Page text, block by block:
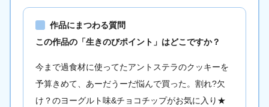
作品にまつわる質問
この作品の「生きのびポイント」はどこですか？
今まで過食材に使ってたアントステラのクッキーを
予算きめて、あーだうーだ悩んで買った。割れ?欠
け？のヨーグルト味&チョコチップがお気に入り★